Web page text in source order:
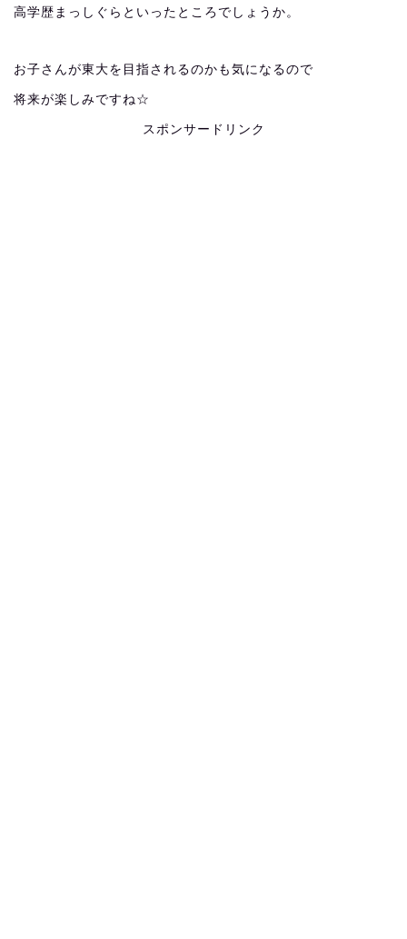
高学歴まっしぐらといったところでしょうか。
お子さんが東大を目指されるのかも気になるので
将来が楽しみですね☆
スポンサードリンク